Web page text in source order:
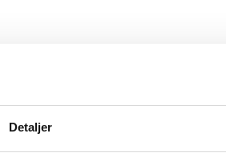
DetaljerForside
Kortbetaling